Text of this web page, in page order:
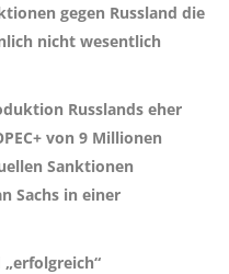
gegen Russland die
nicht wesentlich
Russlands eher
von 9 Millionen
Sanktionen
Sachs in einer
„erfolgreich“